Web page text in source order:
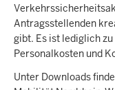
Antragsstellenden
gibt. Es ist lediglich
Personalkosten und
Unter Downloads